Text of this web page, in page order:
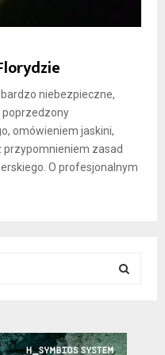
niebezpieczne,
omówieniem jaskini,
przypomnieniem zasad
O profesjonalnym
E